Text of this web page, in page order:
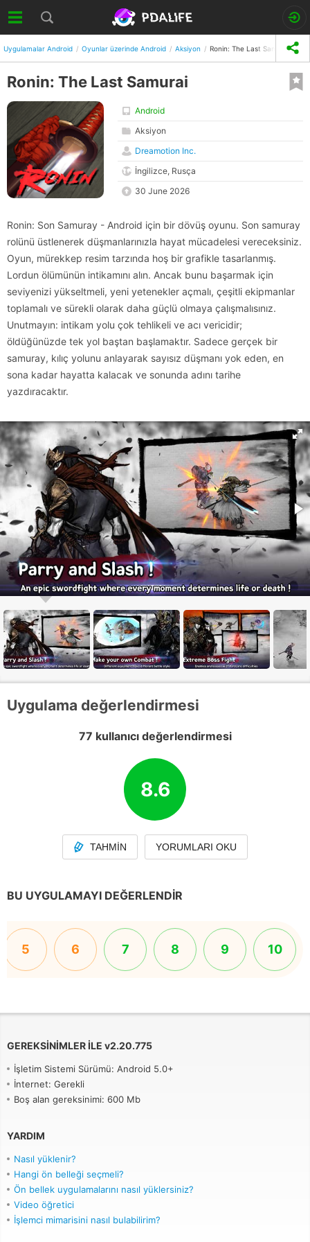
Uygulamalar Android Oyunlar üzerinde Android Aksiyon Ronin: The Last Samurai
Ronin: The Last Samurai
Android
Aksiyon
Dreamotion Inc.
İngilizce, Rusça
30 June 2026
Ronin: Son Samuray - Android için bir dövüş oyunu. Son samuray
rolünü üstlenerek düşmanlarınızla hayat mücadelesi vereceksiniz.
Oyun, mürekkep resim tarzında hoş bir grafikle tasarlanmış.
Lordun ölümünün intikamını alın. Ancak bunu başarmak için
seviyenizi yükseltmeli, yeni yetenekler açmalı, çeşitli ekipmanlar
toplamalı ve sürekli olarak daha güçlü olmaya çalışmalısınız.
Unutmayın: intikam yolu çok tehlikeli ve acı vericidir;
öldüğünüzde tek yol baştan başlamaktır. Sadece gerçek bir
samuray, kılıç yolunu anlayarak sayısız düşmanı yok eden, en
sona kadar hayatta kalacak ve sonunda adını tarihe
yazdıracaktır.
Uygulama değerlendirmesi
77 kullanıcı değerlendirmesi
8.6
TAHMIN YORUMLARI OKU
BU UYGULAMAYI DEĞERLENDIR
5 6 7 8 9 10
GEREKSINIMLER ILE v2.20.775
İşletim Sistemi Sürümü: Android 5.0+
İnternet: Gerekli
Boş alan gereksinimi: 600 Mb
YARDIM
Nasıl yüklenir?
Hangi ön belleği seçmeli?
Ön bellek uygulamalarını nasıl yüklersiniz?
Video öğretici
İşlemci mimarisini nasıl bulabilirim?